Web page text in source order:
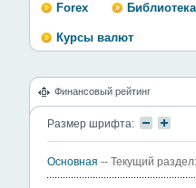
Forex Библиотека
Курсы валют
Финансовый рейтинг
Размер шрифта:
Основная -- Текущий раздел: